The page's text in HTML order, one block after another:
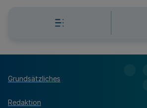
Grundsätzliches
Redaktion